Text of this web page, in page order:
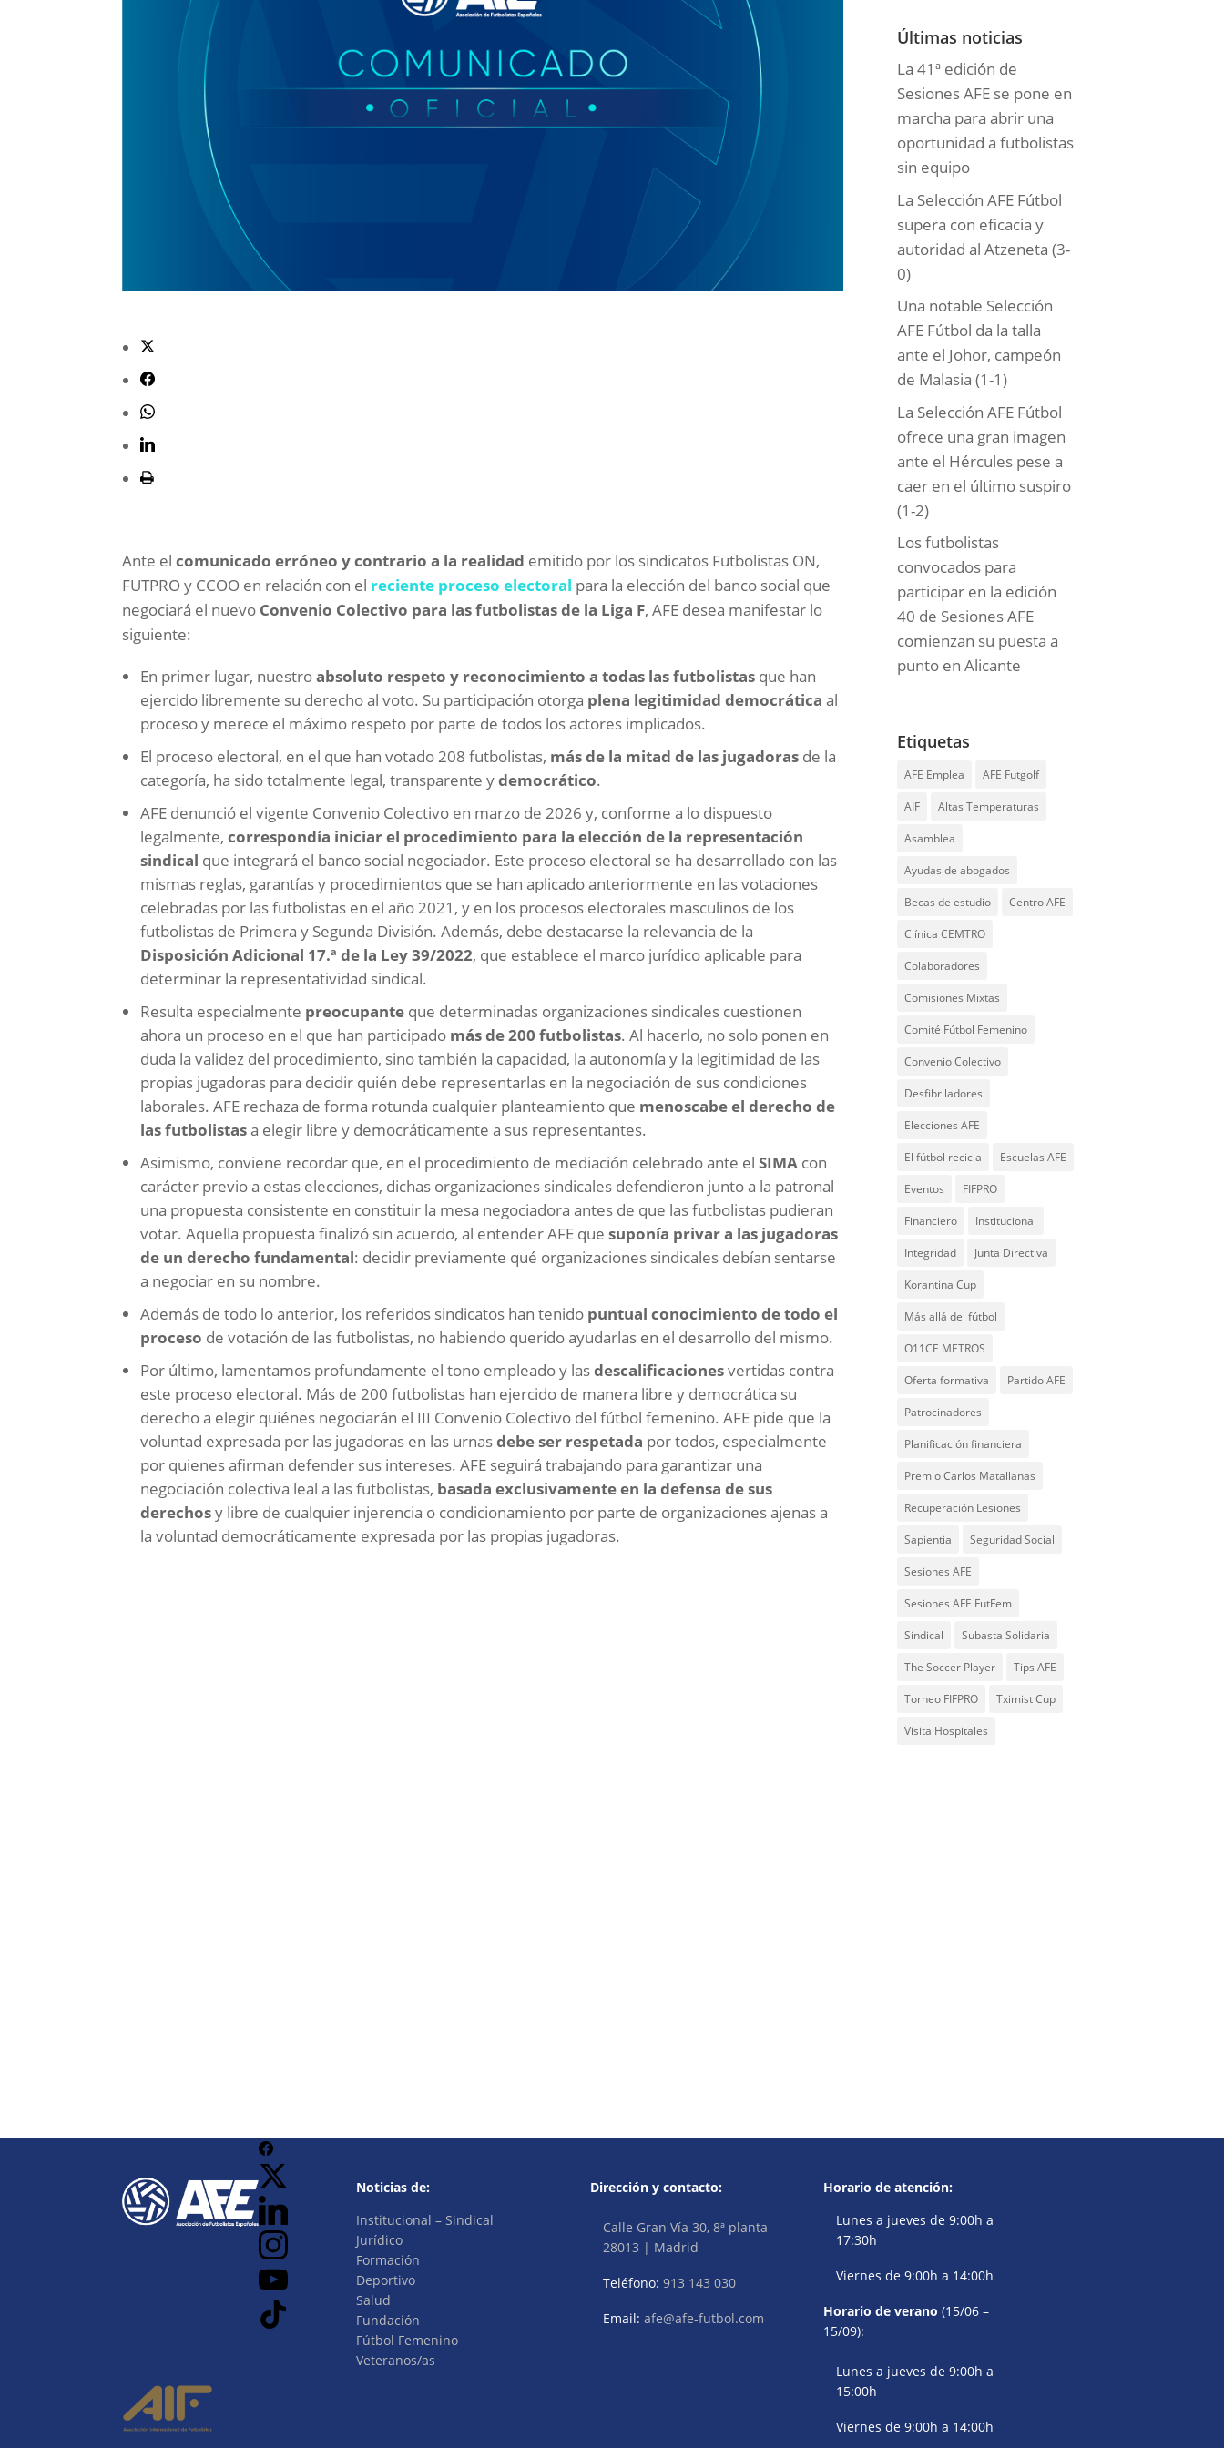
Ante elcomunicado erróneo y contrario a la realidad emitido por los sindicatos Futbolistas ON,
FUTPRO y CCOO en relación con el reciente proceso electoral para la elección del banco social que
negociará el nuevo Convenio Colectivo para las futbolistas de la Liga F, AFE desea manifestar lo
siguiente:
En primer lugar, nuestroabsoluto respeto y reconocimiento a todas las futbolistas que han
ejercido libremente su derecho al voto. Su participación otorga plena legitimidad democrática al
proceso y merece el máximo respeto por parte de todos los actores implicados.
El proceso electoral, en el que han votado 208 futbolistas, más de la mitad de las jugadoras de la
categoría, ha sido totalmente legal, transparente ydemocrático.
AFE denunció el vigente Convenio Colectivo en marzo de 2026 y, conforme a lo dispuesto
legalmente,correspondía iniciar el procedimiento para la elección de la representación
sindical que integrará el banco social negociador. Este proceso electoral se ha desarrollado con las
mismas reglas, garantías y procedimientos que se han aplicado anteriormente en las votaciones
celebradas por las futbolistas en el año 2021, y en los procesos electorales masculinos de los
futbolistas de Primera y Segunda División. Además, debe destacarse la relevancia de la
Disposición Adicional 17.ª de la Ley 39/2022, que establece el marco jurídico aplicable para
determinar la representatividad sindical.
Resulta especialmente preocupante que determinadas organizaciones sindicales cuestionen
ahora un proceso en el que han participado más de 200 futbolistas. Al hacerlo, no solo ponen en
duda la validez del procedimiento, sino también la capacidad, la autonomía y la legitimidad de las
propias jugadoras para decidir quién debe representarlas en la negociación de sus condiciones
laborales. AFE rechaza de forma rotunda cualquier planteamiento que menoscabe el derecho de
las futbolistasa elegir libre y democráticamente a sus representantes.
Asimismo, conviene recordar que, en el procedimiento de mediación celebrado ante elSIMA con
carácter previo a estas elecciones, dichas organizaciones sindicales defendieron junto a la patronal
una propuesta consistente en constituir la mesa negociadora antes de que las futbolistas pudieran
votar. Aquella propuesta finalizó sin acuerdo, al entender AFE quesuponía privar a las jugadoras
de un derecho fundamental: decidir previamente qué organizaciones sindicales debían sentarse
a negociar en su nombre.
Además de todo lo anterior, los referidos sindicatos han tenido puntual conocimiento de todo el
proceso de votación de las futbolistas, no habiendo querido ayudarlas en el desarrollo del mismo.
Por último, lamentamos profundamente el tono empleado y lasdescalificacionesvertidas contra
este proceso electoral. Más de 200 futbolistas han ejercido de manera libre y democrática su
derecho a elegir quiénes negociarán el III Convenio Colectivo del fútbol femenino. AFE pide que la
voluntad expresada por las jugadoras en las urnasdebe ser respetada por todos, especialmente
por quienes afirman defender sus intereses. AFE seguirá trabajando para garantizar una
negociación colectiva leal a las futbolistas, basada exclusivamente en la defensa de sus
derechosy libre de cualquier injerencia o condicionamiento por parte de organizaciones ajenas a
la voluntad democráticamente expresada por las propias jugadoras.
r
a
s
Últimas noticias
La 41ª edición de
Sesiones AFE se pone en
marcha para abrir una
oportunidad a futbolistas
sin equipo
La Selección AFE Fútbol
supera con eficacia y
autoridad al Atzeneta (3-
0)
Una notable Selección
AFE Fútbol da la talla
ante el Johor, campeón
de Malasia (1-1)
La Selección AFE Fútbol
ofrece una gran imagen
ante el Hércules pese a
caer en el último suspiro
(1-2)
Los futbolistas
convocados para
participar en la edición
40 de Sesiones AFE
comienzan su puesta a
punto en Alicante
Etiquetas
AFE Emplea AFE Futgolf
AIF Altas Temperaturas
Asamblea
Ayudas de abogados
Becas de estudio Centro AFE
Clínica CEMTRO
Colaboradores
Comisiones Mixtas
Comité Fútbol Femenino
Convenio Colectivo
Desfibriladores
Elecciones AFE
El fútbol recicla Escuelas AFE
Eventos FIFPRO
Financiero Institucional
Integridad Junta Directiva
Korantina Cup
Más allá del fútbol
O11CE METROS
Oferta formativa Partido AFE
Patrocinadores
Planificación financiera
Premio Carlos Matallanas
Recuperación Lesiones
Sapientia Seguridad Social
Sesiones AFE
Sesiones AFE FutFem
Sindical Subasta Solidaria
The Soccer Player Tips AFE
Torneo FIFPRO Tximist Cup
Visita Hospitales
Noticias de:
Institucional – Sindical
Jurídico
Formación
Deportivo
Salud
Fundación
Fútbol Femenino
Veteranos/as
Dirección y contacto:
Calle Gran Vía 30, 8ª planta
28013 | Madrid
Teléfono: 913 143 030
Email: afe@afe-futbol.com
Horario de atención:
Lunes a jueves de 9:00h a
17:30h
Viernes de 9:00h a 14:00h
Horario de verano (15/06 –
15/09):
Lunes a jueves de 9:00h a
15:00h
Viernes de 9:00h a 14:00h